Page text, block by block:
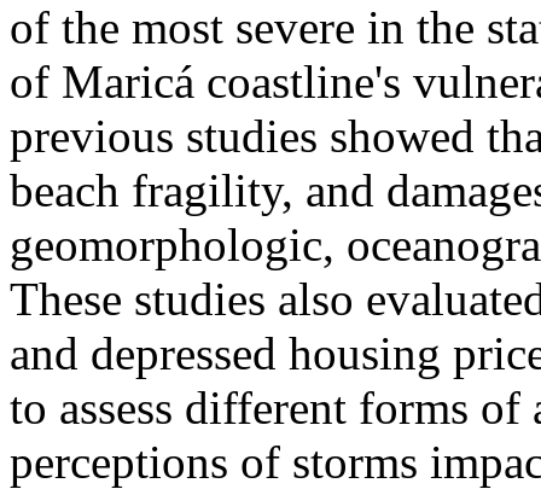
of the most severe in the
of Maricá coastline's
previous studies showed
beach fragility, and
geomorphologic,
These studies also
and depressed housing
to assess different forms of
perceptions of storms